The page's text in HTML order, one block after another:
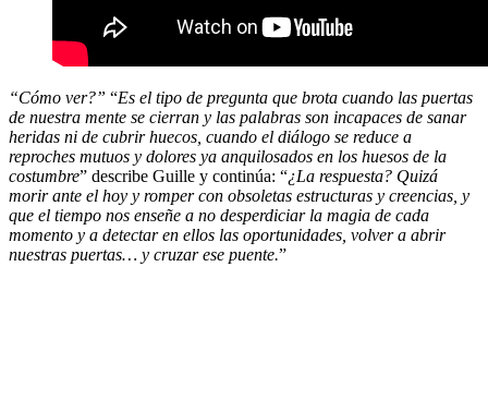
“Cómo ver?” “Es el tipo de pregunta que brota cuando las puertas
de nuestra mente se cierran y las palabras son incapaces de sanar
heridas ni de cubrir huecos, cuando el diálogo se reduce a
reproches mutuos y dolores ya anquilosados en los huesos de la
costumbre” describe Guille y continúa: “¿La respuesta? Quizá
morir ante el hoy y romper con obsoletas estructuras y creencias, y
que el tiempo nos enseñe a no desperdiciar la magia de cada
momento y a detectar en ellos las oportunidades, volver a abrir
nuestras puertas… y cruzar ese puente.”